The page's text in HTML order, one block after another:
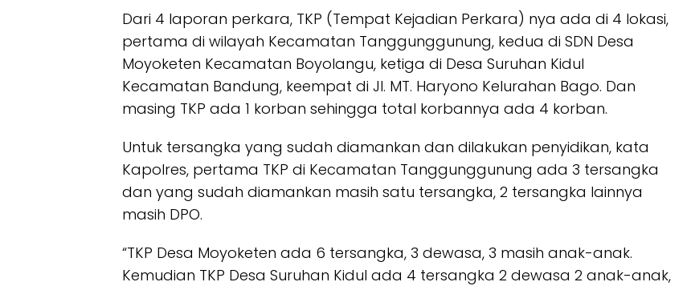
Dari 4 laporan perkara, TKP (Tempat Kejadian Perkara) nya ada di 4 lokasi,
pertama di wilayah Kecamatan Tanggunggunung, kedua di SDN Desa
Moyoketen Kecamatan Boyolangu, ketiga di Desa Suruhan Kidul
Kecamatan Bandung, keempat di Jl. MT. Haryono Kelurahan Bago. Dan
masing TKP ada 1 korban sehingga total korbannya ada 4 korban.
Untuk tersangka yang sudah diamankan dan dilakukan penyidikan, kata
Kapolres, pertama TKP di Kecamatan Tanggunggunung ada 3 tersangka
dan yang sudah diamankan masih satu tersangka, 2 tersangka lainnya
masih DPO.
“TKP Desa Moyoketen ada 6 tersangka, 3 dewasa, 3 masih anak-anak.
Kemudian TKP Desa Suruhan Kidul ada 4 tersangka 2 dewasa 2 anak-anak,